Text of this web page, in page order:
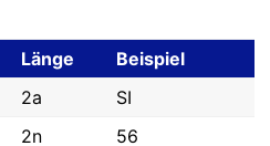
Länge
Beispiel
2a
SI
2n
56